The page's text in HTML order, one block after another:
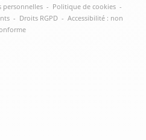
personnelles - Politique de cookies -
- Droits RGPD - Accessibilité : non